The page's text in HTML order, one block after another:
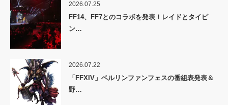
2026.07.25
FF14、FF7とのコラボを発表！レイドとタイピ
ン…
2026.07.22
「FFXIV」ベルリンファンフェスの番組表発表＆
野…